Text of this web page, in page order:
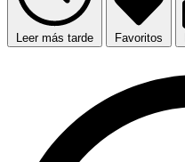
Leer más tarde Favoritos